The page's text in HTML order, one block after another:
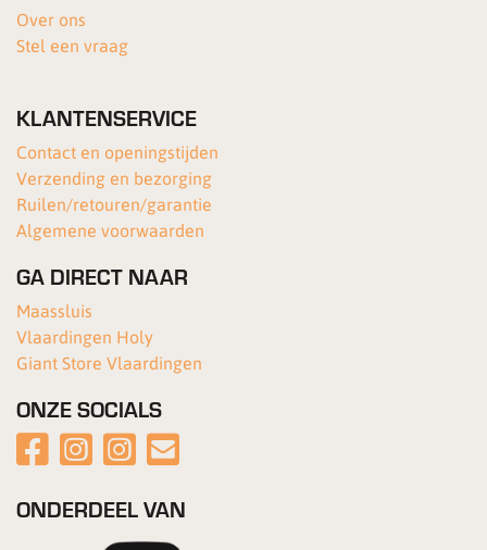
Over ons
Stel een vraag
KLANTENSERVICE
Contact en openingstijden
Verzending en bezorging
Ruilen/retouren/garantie
Algemene voorwaarden
GA DIRECT NAAR
Maassluis
Vlaardingen Holy
Giant Store Vlaardingen
ONZE SOCIALS
ONDERDEEL VAN